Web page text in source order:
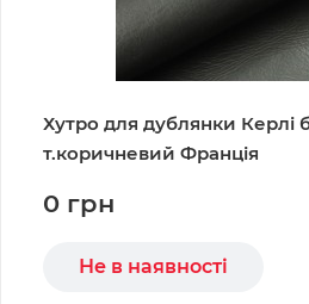
Хутро для дублянки Керлі
т.коричневий Франція
0 грн
Не в наявності